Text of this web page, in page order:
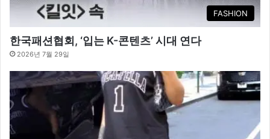
FASHION
한국패션협회, ‘입는 K-콘텐츠’ 시대 연다
2026년 7월 29일